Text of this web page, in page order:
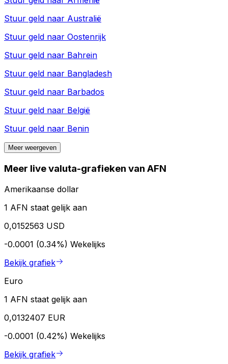
Stuur geld naar Australië
Stuur geld naar Oostenrijk
Stuur geld naar Bahrein
Stuur geld naar Bangladesh
Stuur geld naar Barbados
Stuur geld naar België
Stuur geld naar Benin
Meer weergeven
Meer live valuta-grafieken van AFN
Amerikaanse dollar
1 AFN staat gelijk aan
0,0152563 USD
-0.0001 (0.34%) Wekelijks
Bekijk grafiek
Euro
1 AFN staat gelijk aan
0,0132407 EUR
-0.0001 (0.42%) Wekelijks
Bekijk grafiek